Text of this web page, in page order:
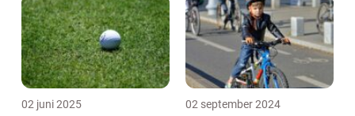
02 juni 2025 02 september 2024